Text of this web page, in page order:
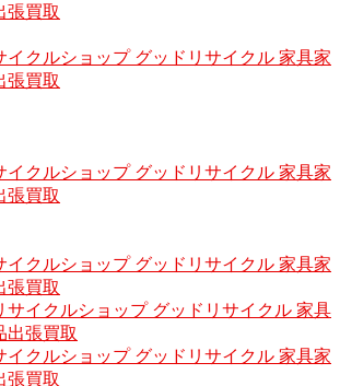
張買取
イクルショップ グッドリサイクル 家具家
張買取
イクルショップ グッドリサイクル 家具家
張買取
イクルショップ グッドリサイクル 家具家
張買取
サイクルショップ グッドリサイクル 家具
出張買取
イクルショップ グッドリサイクル 家具家
張買取